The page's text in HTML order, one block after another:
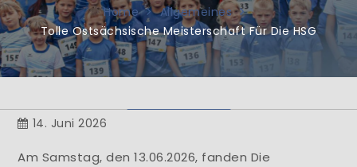
Home
Allgemeines
Tolle Ostsächsische Meisterschaft Für Die HSG
Herzlich Willkommen
14. Juni 2026
Am Samstag, den 13.06.2026, fanden Die